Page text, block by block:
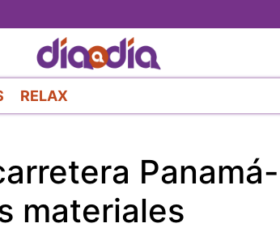
al
contenido
principal
RELAX
Panamá-
materiales